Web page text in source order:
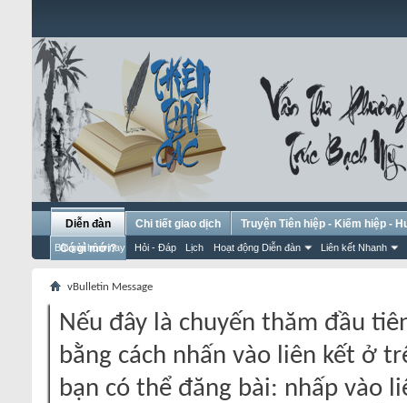
Diễn đàn
Bài gửi hôm nay Hỏi - Đáp Lịch Hoạt động Diễn đàn Liên kết Nhanh
Chi tiết giao dịch
Truyện Tiên hiệp - Kiếm hiệp -
Có gì mới?
vBulletin Message
Nếu đây là chuyến thăm đầu
bằng cách nhấn vào liên kết ở
bạn có thể đăng bài: nhấp vào